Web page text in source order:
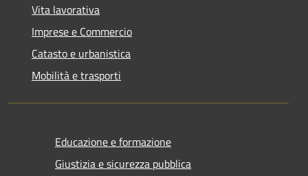
Vita lavorativa
Imprese e Commercio
Catasto e urbanistica
Mobilità e trasporti
Educazione e formazione
Giustizia e sicurezza pubblica